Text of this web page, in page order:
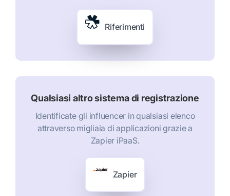
Riferimenti
Qualsiasi altro sistema di registrazione
Identificate gli influencer in qualsiasi elenco
attraverso migliaia di applicazioni grazie a
Zapier iPaaS.
Zapier